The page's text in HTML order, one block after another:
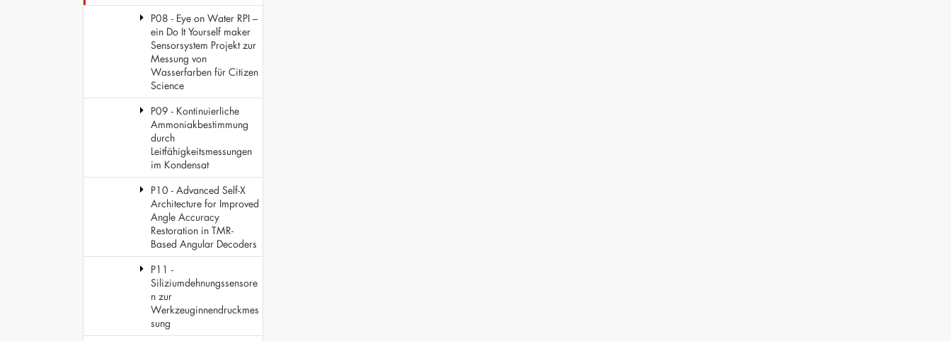
P08 - Eye on Water RPI –
ein Do It Yourself maker
Sensorsystem Projekt zur
Messung von
Wasserfarben für Citizen
Science
P09 - Kontinuierliche
Ammoniakbestimmung
durch
Leitfähigkeitsmessungen
im Kondensat
P10 - Advanced Self-X
Architecture for Improved
Angle Accuracy
Restoration in TMR-
Based Angular Decoders
P11 -
Siliziumdehnungssensore
n zur
Werkzeuginnendruckmes
sung